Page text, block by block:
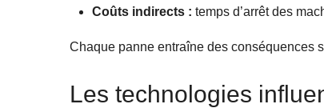
Coûts indirects : temps d’arrêt des
Chaque panne entraîne des conséquences
Les technologies